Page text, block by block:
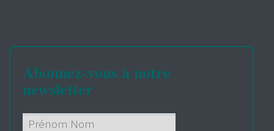
Abonnez-vous à notre
newsletter